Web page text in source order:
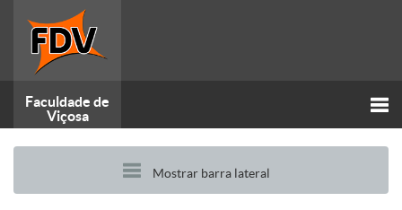
Faculdade de
Viçosa
Mostrar barra lateral